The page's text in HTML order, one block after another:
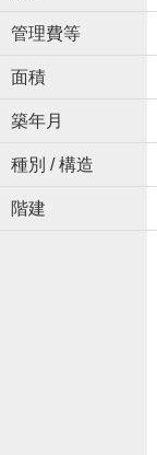
管理費等
面積
築年月
種別 / 構造
階建